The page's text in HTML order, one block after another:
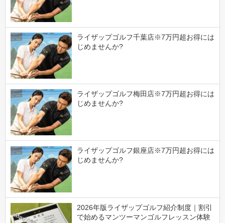
ライザップゴルフ千葉店※7万円超お得には
じめませんか?
ライザップゴルフ梅田店※7万円超お得には
じめませんか?
ライザップゴルフ銀座店※7万円超お得には
じめませんか?
2026年版ライザップゴルフ紹介制度｜割引
で始めるマンツーマンゴルフレッスン体験